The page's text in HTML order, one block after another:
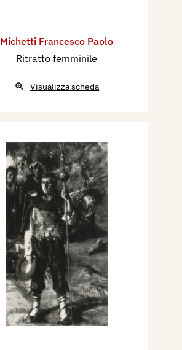
Michetti Francesco Paolo
Ritratto femminile
Visualizza scheda